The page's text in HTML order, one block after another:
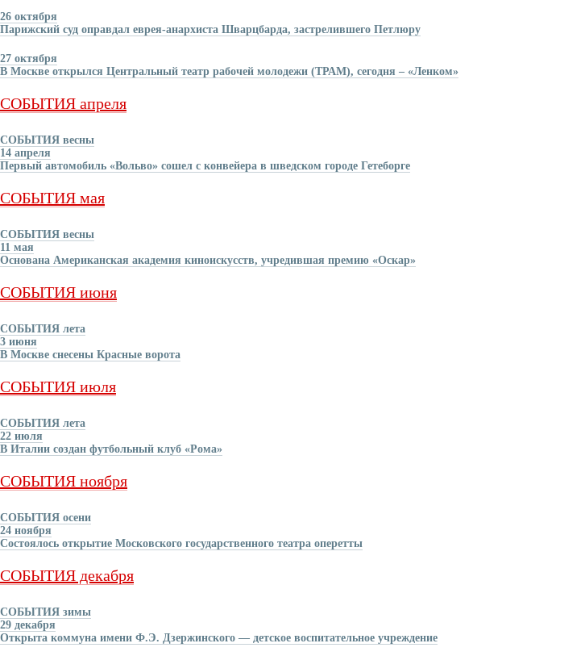
26 октября
Парижский суд оправдал еврея-анархиста Шварцбарда, застрелившего Петлюру
27 октября
В Москве открылся Центральный театр рабочей молодежи (ТРАМ), сегодня – «Ленком»
СОБЫТИЯ апреля
СОБЫТИЯ весны
14 апреля
Первый автомобиль «Вольво» сошел с конвейера в шведском городе Гетеборге
СОБЫТИЯ мая
СОБЫТИЯ весны
11 мая
Основана Американская академия киноискусств, учредившая премию «Оскар»
СОБЫТИЯ июня
СОБЫТИЯ лета
3 июня
В Москве снесены Красные ворота
СОБЫТИЯ июля
СОБЫТИЯ лета
22 июля
В Италии создан футбольный клуб «Рома»
СОБЫТИЯ ноября
СОБЫТИЯ осени
24 ноября
Состоялось открытие Московского государственного театра оперетты
СОБЫТИЯ декабря
СОБЫТИЯ зимы
29 декабря
Открыта коммуна имени Ф.Э. Дзержинского — детское воспитательное учреждение